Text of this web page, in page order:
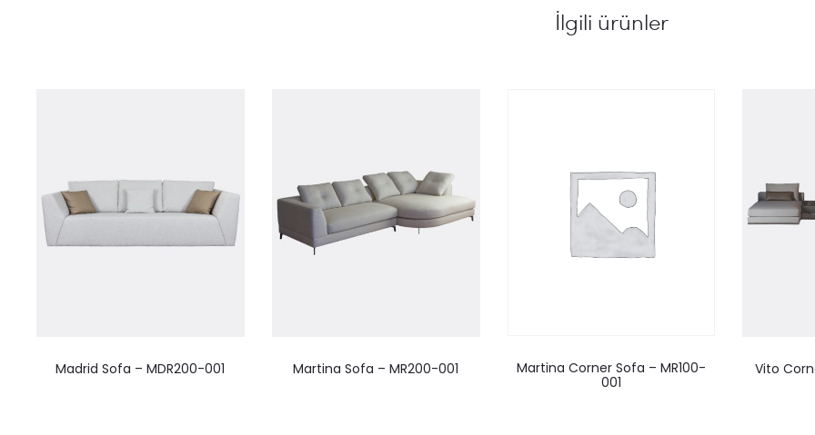
İlgili ürünler
Madrid Sofa – MDR200-001 Martina Sofa – MR200-001
Martina Corner Sofa – MR100-
001
Vito